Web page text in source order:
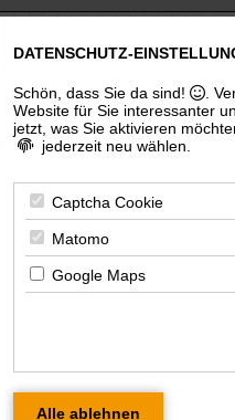
freier architekt
(uni), architektenkammer
wettbewerbe fachpreisrichter
Ausschreibung
DATENSCHUTZ-
Schön, dass Sie da sind!
.
Website für Sie interessanter
jetzt, was Sie aktivieren
jederzeit neu wählen.
Captcha Cookie
Matomo
Google Maps